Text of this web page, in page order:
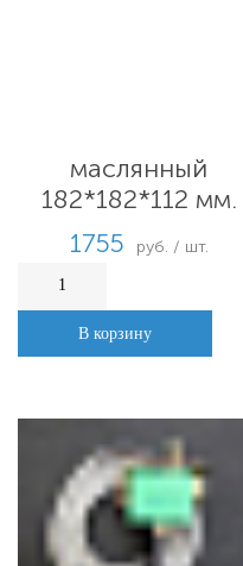
маслянный
182*182*112 мм.
6T23-LU
1755 руб. / шт.
В корзину